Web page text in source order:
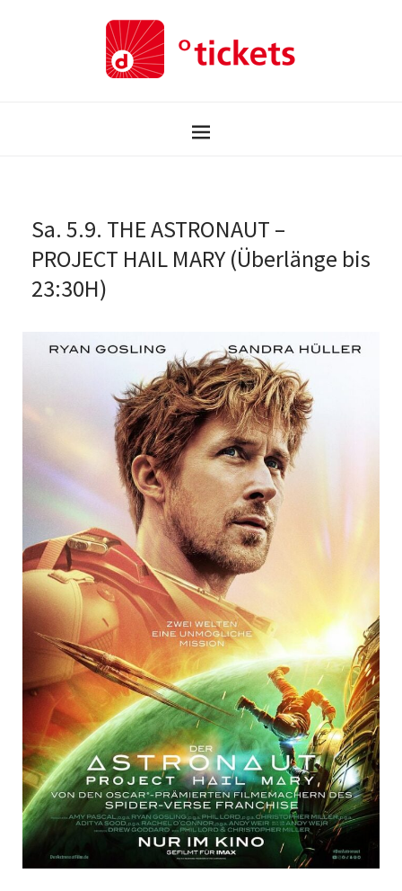
Sa. 5.9. THE ASTRONAUT –
PROJECT HAIL MARY (Überlänge bis
23:30H)